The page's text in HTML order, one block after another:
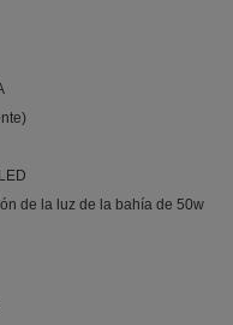
de la luz de la bahía de 50w